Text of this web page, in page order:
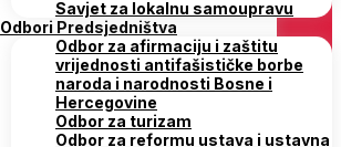
Savjet za lokalnu samoupravu
Odbori Predsjedništva
Odbor za afirmaciju i zaštitu
vrijednosti antifašističke borbe
naroda i narodnosti Bosne i
Hercegovine
Odbor za turizam
Odbor za reformu ustava i ustavna